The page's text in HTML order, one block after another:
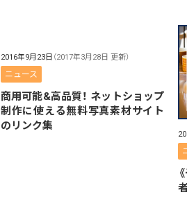
2016年9月23日 （2017年3月28日 更新）
ニュース
商用可能&高品質！ ネットショップ
制作に使える無料写真素材サイト
のリンク集